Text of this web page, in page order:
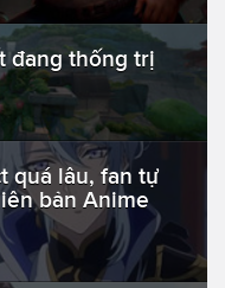
đang thống trị
quá lâu, fan tự
bản Anime